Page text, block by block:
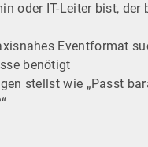
oder IT-Leiter bist, der
Eventformat
benötigt
stellst wie „Passt